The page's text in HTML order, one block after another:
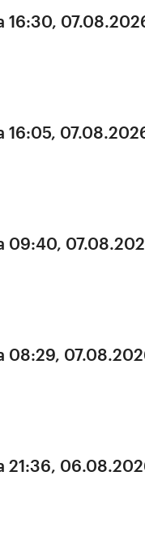
16:30,
16:05,
09:40,
08:29,
21:36,